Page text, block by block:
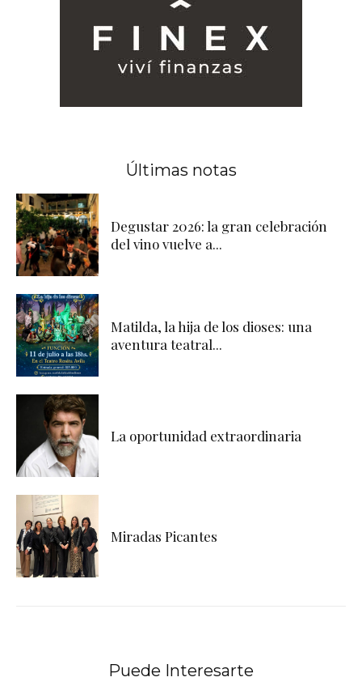
Últimas notas
Degustar 2026: la gran celebración
del vino vuelve a...
Matilda, la hija de los dioses: una
aventura teatral...
La oportunidad extraordinaria
Miradas Picantes
Puede Interesarte